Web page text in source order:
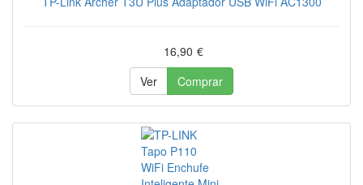
16,90 €
Ver
Comprar